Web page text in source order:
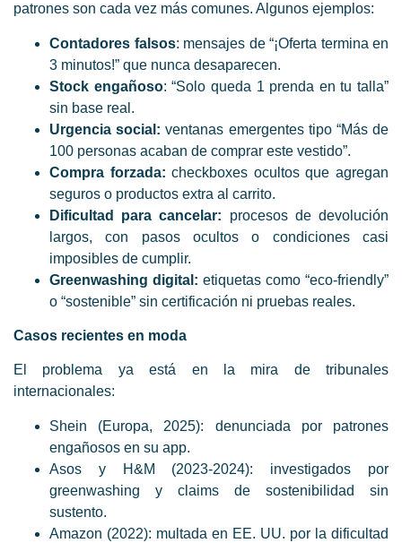
patrones son cada vez más comunes. Algunos ejemplos:
Contadores falsos: mensajes de “¡Oferta termina en
3 minutos!” que nunca desaparecen.
Stock engañoso: “Solo queda 1 prenda en tu talla”
sin base real.
Urgencia social: ventanas emergentes tipo “Más de
100 personas acaban de comprar este vestido”.
Compra forzada: checkboxes ocultos que agregan
seguros o productos extra al carrito.
Dificultad para cancelar: procesos de devolución
largos, con pasos ocultos o condiciones casi
imposibles de cumplir.
Greenwashing digital: etiquetas como “eco-friendly”
o “sostenible” sin certificación ni pruebas reales.
Casos recientes en moda
El problema ya está en la mira de tribunales
internacionales:
Shein (Europa, 2025): denunciada por patrones
engañosos en su app.
Asos y H&M (2023-2024): investigados por
greenwashing y claims de sostenibilidad sin
sustento.
Amazon (2022): multada en EE. UU. por la dificultad